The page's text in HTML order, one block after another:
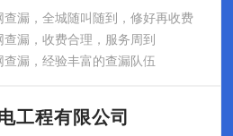
漏，全城随叫随到，修好再收费
漏，收费合理，服务周到
漏，经验丰富的查漏队伍
工程有限公司